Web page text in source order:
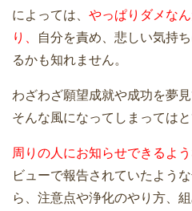
によっては、 やっぱりダメな
り、
自分を責め、悲しい気持
るかも知れません。
わざわざ願望成就や成功を夢
そんな風になってしまっては
周りの人にお知らせできるよ
ビューで報告されていたよう
ら、注意点や浄化のやり方、